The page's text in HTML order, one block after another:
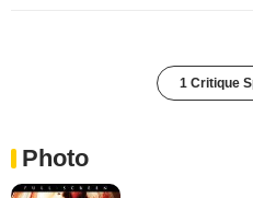
1 Critique
Photo